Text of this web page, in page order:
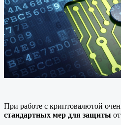
При работе с криптовалютой
стандартных мер для защиты